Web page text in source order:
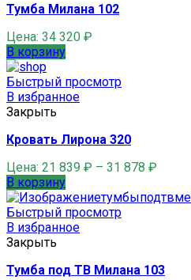
Тумба Милана 102
Цена: 34 320 ₽
В корзину
Быстрый просмотр
В избранное
Закрыть
Кровать Лирона 320
Цена: 21 839 ₽ – 31 878 ₽
В корзину
Быстрый просмотр
В избранное
Закрыть
Тумба под ТВ Милана 103